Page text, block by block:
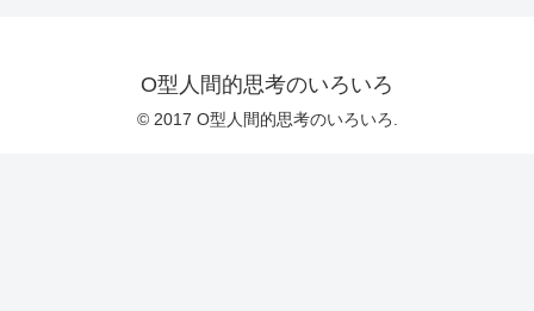
O型人間的思考のいろいろ
© 2017 O型人間的思考のいろいろ.